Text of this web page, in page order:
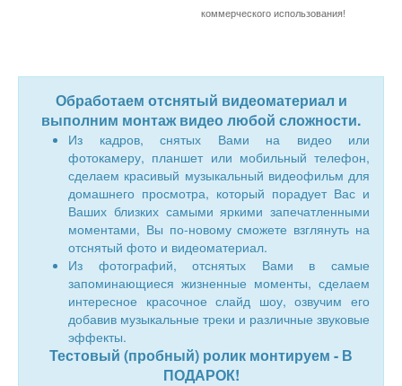
коммерческого использования!
Обработаем отснятый видеоматериал и
выполним монтаж видео любой сложности.
Из кадров, снятых Вами на видео или
фотокамеру, планшет или мобильный телефон,
сделаем красивый музыкальный видеофильм для
домашнего просмотра, который порадует Вас и
Ваших близких самыми яркими запечатленными
моментами, Вы по-новому сможете взглянуть на
отснятый фото и видеоматериал.
Из фотографий, отснятых Вами в самые
запоминающиеся жизненные моменты, сделаем
интересное красочное слайд шоу, озвучим его
добавив музыкальные треки и различные звуковые
эффекты.
Тестовый (пробный) ролик монтируем - В
ПОДАРОК!